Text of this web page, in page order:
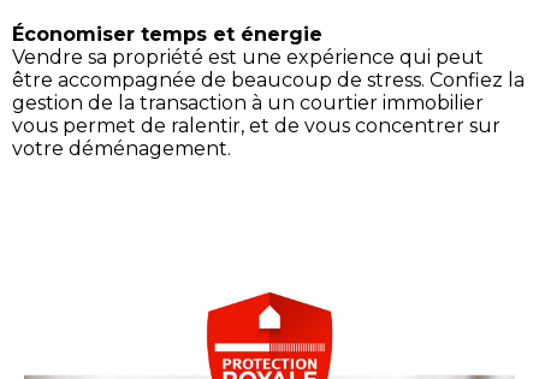
Économiser temps et énergie
Vendre sa propriété est une expérience qui peut
être accompagnée de beaucoup de stress. Confiez la
gestion de la transaction à un courtier immobilier
vous permet de ralentir, et de vous concentrer sur
votre déménagement.